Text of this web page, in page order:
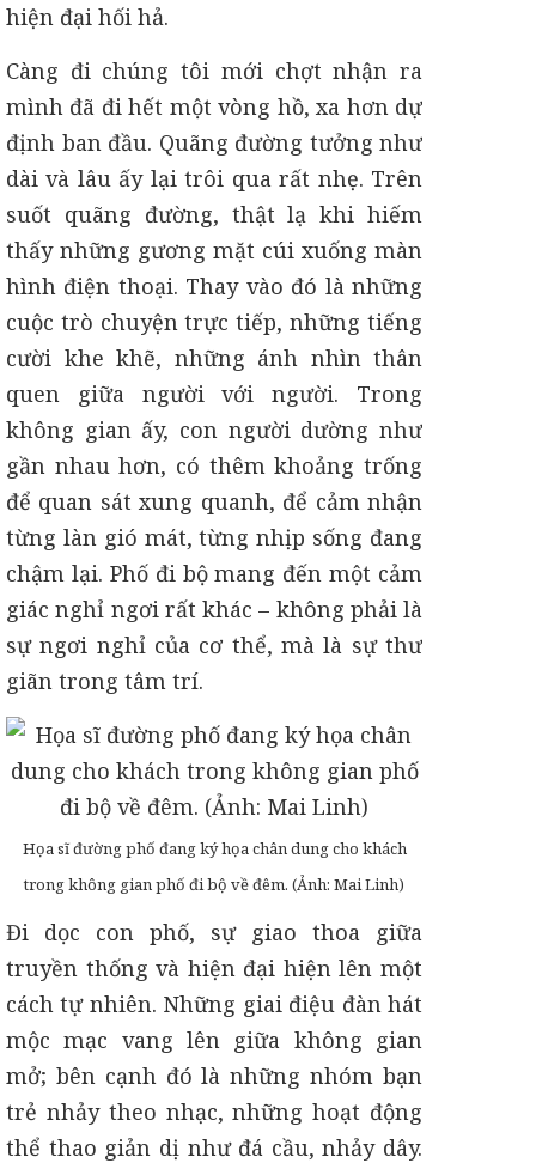
hiện đại hối hả.
Càng đi chúng tôi mới chợt nhận ra
mình đã đi hết một vòng hồ, xa hơn dự
định ban đầu. Quãng đường tưởng như
dài và lâu ấy lại trôi qua rất nhẹ. Trên
suốt quãng đường, thật lạ khi hiếm
thấy những gương mặt cúi xuống màn
hình điện thoại. Thay vào đó là những
cuộc trò chuyện trực tiếp, những tiếng
cười khe khẽ, những ánh nhìn thân
quen giữa người với người. Trong
không gian ấy, con người dường như
gần nhau hơn, có thêm khoảng trống
để quan sát xung quanh, để cảm nhận
từng làn gió mát, từng nhịp sống đang
chậm lại. Phố đi bộ mang đến một cảm
giác nghỉ ngơi rất khác – không phải là
sự ngơi nghỉ của cơ thể, mà là sự thư
giãn trong tâm trí.
Họa sĩ đường phố đang ký họa chân dung cho khách
trong không gian phố đi bộ về đêm. (Ảnh: Mai Linh)
Đi dọc con phố, sự giao thoa giữa
truyền thống và hiện đại hiện lên một
cách tự nhiên. Những giai điệu đàn hát
mộc mạc vang lên giữa không gian
mở; bên cạnh đó là những nhóm bạn
trẻ nhảy theo nhạc, những hoạt động
thể thao giản dị như đá cầu, nhảy dây.